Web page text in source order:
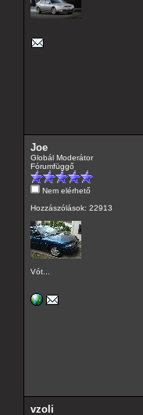
Joe
Globál Moderátor
Fórumfüggő
Nem elérhető
Hozzászólások: 22913
Vót...
vzoli